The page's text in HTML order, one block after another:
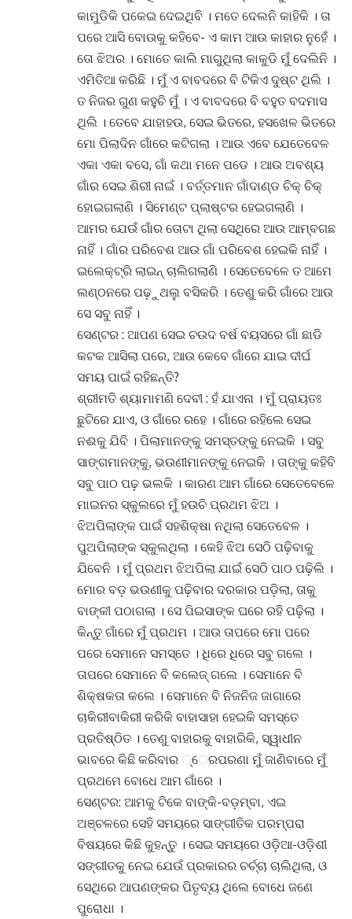
କାମୁଡିକି ପକେଇ ଦେଇଥିବି । ମତେ ଦେଲନି କାହିକି । ତା
ପରେ ଆସି ବୋଉକୁ କହିବେ- ଏ କାମ ଆଉ କାହାର ନୁହେଁ ।
ତୋ ଝିଅର । ମୋତେ କାଲି ମାଗୁଥିଲା କାକୁଡି ମୁଁ ଦେଲିନି ।
ଏମିତିଆ କରିଛି । ମୁଁ ଏ ବାବଦରେ ବି ଟିକିଏ ଦୁଷ୍ଟ ଥିଲି ।
ତ ନିଜର ଗୁଣ କହୁଚି ମୁଁ । ଏ ବାବଦରେ ବି ବହୁତ ବଦମାସ
ଥିଲି । ତେବେ ଯାହାହଉ, ସେଇ ଭିତରେ, ହସଖେଳ ଭିତରେ
ମୋ ପିଲାଦିନ ଗାଁରେ କଟିଗଲା । ଆଉ ଏବେ ଯେତେବେଳ
ଏକା ଏକା ବସେ, ଗାଁ କଥା ମନେ ପଡେ । ଆଉ ଅବଶ୍ୟ
ଗାଁର ସେଇ ଶିରୀ ନାଇଁ । ବର୍ତ୍ତମାନ ଗାଁଦାଣ୍ଡ ଚିକ୍ ଚିକ୍
ହୋଇଗଲାଣି । ସିମେଣ୍ଟ ପ୍ଲାଷ୍ଟର ହେଇଗଲାଣି ।
ଆମର ଯେଉଁ ଗାଁର ତୋଟା ଥିଲା ସେଥିରେ ଆଉ ଆମ୍ବଗଛ
ନାହିଁ । ଗାଁର ପରିବେଶ ଆଉ ଗାଁ ପରିବେଶ ହେଇକି ନାହିଁ ।
ଇଲେକ୍ଟ୍ରି ଲାଇନ୍ ଚାଲିଗଲାଣି । ସେତେବେଳେ ତ ଆମେ
ଲଣ୍ଠନରେ ପଢ଼ୁଥଲୁ ବସିକରି । ତେଣୁ କରି ଗାଁରେ ଆଉ
ସେ ସବୁ ନାହିଁ ।
ସେଣ୍ଟର : ଆପଣ ସେଇ ଚଉଦ ବର୍ଷ ବୟସରେ ଗାଁ ଛାଡି
କଟକ ଆସିଲା ପରେ, ଆଉ କେବେ ଗାଁରେ ଯାଇ ଦୀର୍ଘ
ସମୟ ପାଇଁ ରହିଛନ୍ତି?
ଶ୍ରୀମତି ଶ୍ୟାମାମଣି ଦେବୀ : ହଁ ଯାଏନା । ମୁଁ ପ୍ରାୟତଃ
ଛୁଟିରେ ଯାଏ, ଓ ଗାଁରେ ରହେ । ଗାଁରେ ରହିଲେ ସେଇ
ନଈକୁ ଯିବି । ପିଲାମାନଙ୍କୁ ସମସ୍ତଙ୍କୁ ନେଇକି । ସବୁ
ସାଙ୍ଗମାନଙ୍କୁ, ଭଉଣୀମାନଙ୍କୁ ନେଇକି । ତାଙ୍କୁ କହିବି
ସବୁ ପାଠ ପଢ଼ ଭଲକି । କାରଣ ଆମ ଗାଁରେ ସେତେବେଳେ
ମାଇନର ସ୍କୁଲରେ ମୁଁ ହଉଚି ପ୍ରଥମ ଝିଅ ।
ଝିଅପିଲାଙ୍କ ପାଇଁ ସହଶିକ୍ଷା ନଥିଲା ସେତେବେଳ ।
ପୁଅପିଲାଙ୍କ ସ୍କୁଲଥିଲା । କେହି ଝିଅ ସେଠି ପଢ଼ିବାକୁ
ଯିବେନି । ମୁଁ ପ୍ରଥମ ଝିଅପିଲା ଯାଇଁ ସେଠି ପାଠ ପଢ଼ିଲି ।
ମୋର ବଡ଼ ଭଉଣୀକୁ ପଢ଼ିବାର ଦରକାର ପଡ଼ିଲା, ତାକୁ
ବାଙ୍କୀ ପଠାଗଲା । ସେ ପିଇସାଙ୍କ ଘରେ ରହି ପଢ଼ିଲା ।
କିନ୍ତୁ ଗାଁରେ ମୁଁ ପ୍ରଥମ । ଆଉ ତାପରେ ମୋ ପରେ
ପରେ ସେମାନେ ସମସ୍ତେ । ଧିରେ ଧିରେ ସବୁ ଗଲେ ।
ତାପରେ ସେମାନେ ବି କଲେଜ୍ ଗଲେ । ସେମାନେ ବି
ଶିକ୍ଷକତା କଲେ । ସେମାନେ ବି ନିଜନିଜ ଜାଗାରେ
ଚାକିରୀବାକିରୀ କରିକି ବାହାସାହା ହେଇକି ସମସ୍ତେ
ପ୍ରତିଷ୍ଠିତ । ତେଣୁ ବାହାରକୁ ବାହାରିକି, ସ୍ୱାଧୀନ
ଭାବରେ କିଛି କରିବାର ୍େରପରଣା ମୁଁ ଜାଣିବାରେ ମୁଁ
ପ୍ରଥମେ ବୋଧେ ଆମ ଗାଁରେ ।
ସେଣ୍ଟର: ଆମକୁ ଟିକେ ବାଙ୍କି-ବଡ଼ମ୍ବା, ଏଇ
ଅଞ୍ଚଳରେ ସେହି ସମୟରେ ସାଙ୍ଗୀତିକ ପରମ୍ପରା
ବିଷୟରେ କିଛି କୁହନ୍ତୁ । ସେଇ ସମୟରେ ଓଡ଼ିଆ-ଓଡ଼ିଶୀ
ସଙ୍ଗୀତକୁ ନେଇ ଯେଉଁ ପ୍ରକାରର ଚର୍ଚ୍ଚା ଚାଲିଥିଲା, ଓ
ସେଥିରେ ଆପଣଙ୍କର ପିତୃବ୍ୟ ଥିଲେ ବୋଧେ ଜଣେ
ପୁରୋଧା ।